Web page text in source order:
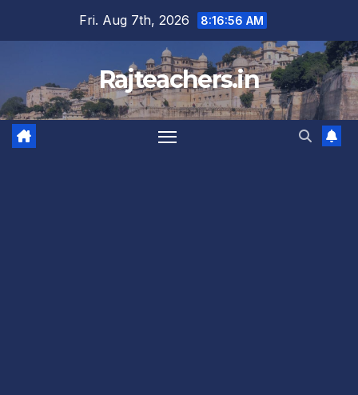
Fri. Aug 7th, 2026 8:16:57 AM
Rajteachers.in